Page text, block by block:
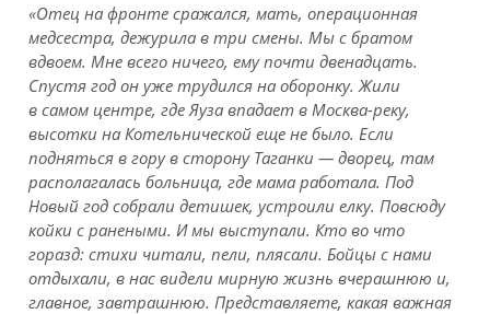
«Отец на фронте сражался, мать, операционная
медсестра, дежурила в три смены. Мы с братом
вдвоем. Мне всего ничего, ему почти двенадцать.
Спустя год он уже трудился на оборонку. Жили
в самом центре, где Яуза впадает в Москва-реку,
высотки на Котельнической еще не было. Если
подняться в гору в сторону Таганки — дворец, там
располагалась больница, где мама работала. Под
Новый год собрали детишек, устроили елку. Повсюду
койки с ранеными. И мы выступали. Кто во что
горазд: стихи читали, пели, плясали. Бойцы с нами
отдыхали, в нас видели мирную жизнь вчерашнюю и,
главное, завтрашнюю. Представляете, какая важная